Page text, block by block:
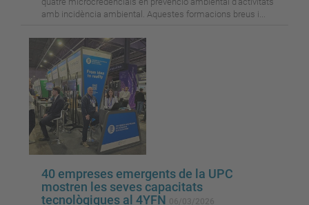
amb incidència ambiental. Aquestes formacions breus i...
40 empreses emergents de la UPC
mostren les seves capacitats
tecnològiques al 4YFN